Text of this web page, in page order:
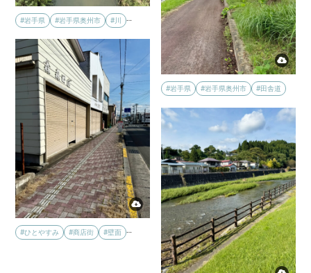
#岩手県 #岩手県奥州市 #川
#岩手県 #岩手県奥州市 #田舎道
#ひとやすみ #商店街 #壁面 …